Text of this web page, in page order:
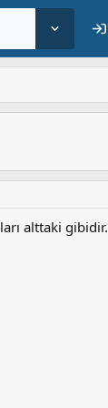
alttaki gibidir.